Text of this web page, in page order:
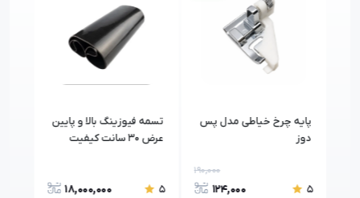
پایه چرخ خیاطی مدل پس
دوز
5
190,000
124,000
تسمه فیوزینگ بالا و پایین
عرض 30 سانت کیفیت
5
18,000,000